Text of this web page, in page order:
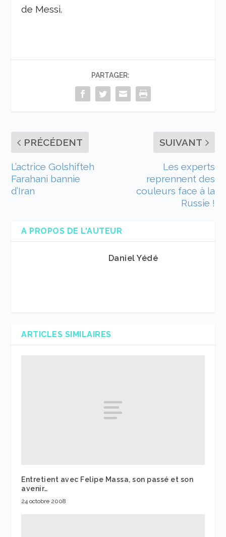
de Messi.
PARTAGER:
PRÉCÉDENT
L’actrice Golshifteh
Farahani bannie
d’Iran
SUIVANT
Les experts
reprennent des
couleurs face à la
Russie !
A PROPOS DE L'AUTEUR
Daniel Yédé
ARTICLES SIMILAIRES
Entretient avec Felipe Massa, son passé et son
avenir…
24 octobre 2008